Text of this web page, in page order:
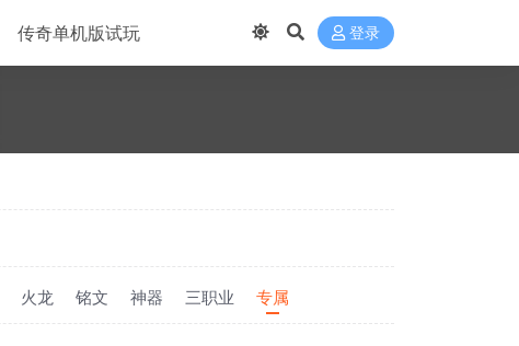
传奇单机版试玩 登录
火龙 铭文 神器 三职业 专属